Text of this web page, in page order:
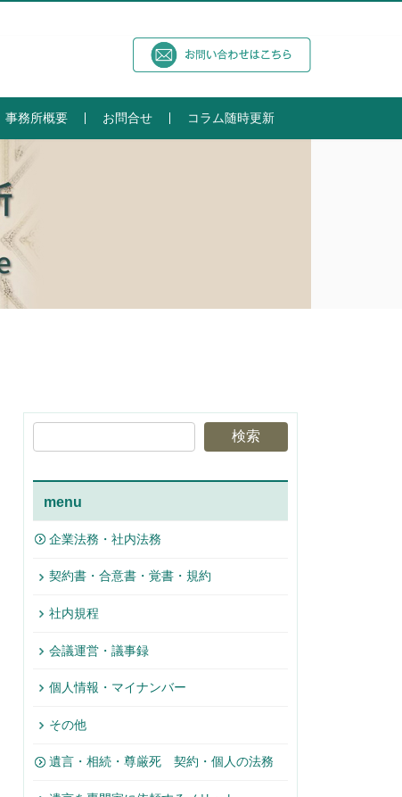
事務所概要 お問合せ コラム随時更新
検索
menu
企業法務・社内法務
契約書・合意書・覚書・規約
社内規程
会議運営・議事録
個人情報・マイナンバー
その他
遺言・相続・尊厳死 契約・個人の法務